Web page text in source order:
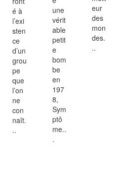
é à
l’exi
sten
ce
d’un
grou
pe
que
l’on
ne
con
naît.
..
une
vérit
able
petit
e
bom
be
en
197
8,
Sym
ptô
me..
.
eur
des
mon
des.
..